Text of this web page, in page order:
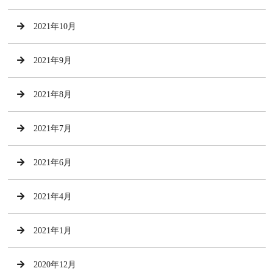
2021年10月
2021年9月
2021年8月
2021年7月
2021年6月
2021年4月
2021年1月
2020年12月